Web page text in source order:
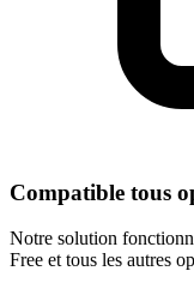
Compatible tous
Notre solution
Free et tous les autres